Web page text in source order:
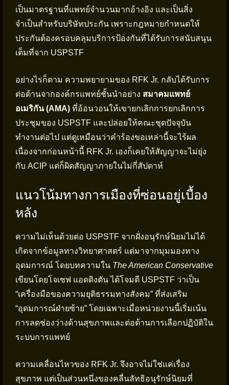
เป็นมาตรฐานที่แพทย์จำนวนมากอ้างอิง และเป็นสิ่ง
จำเป็นสำหรับบริษัทประกัน เพราะกฎหมายกำหนดให้
ประกันต้องครอบคลุมบริการป้องกันที่ได้รับการสนับสนุน
เต็มที่จาก USPSTF
อย่างไรก็ตาม ความพยายามของ RFK Jr. กลับได้รับการ
ต่อต้านจากองค์กรแพทย์ชั้นนำอย่าง สมาคมแพทย์
อเมริกัน (AMA) ที่อ้อนวอนให้เขายกเลิกการยกเลิกการ
ประชุมของ USPSTF และปล่อยให้คณะชุดปัจจุบัน
ทำงานต่อไป แต่ดูเหมือนว่าคำร้องขอเหล่านี้จะไร้ผล
เนื่องจากก่อนหน้านี้ RFK Jr. เองก็เคยให้สัญญาจะไม่ยุ่ง
กับ ACIP แต่ก็ผิดสัญญาภายในไม่กี่สัปดาห์
แนวโน้มทางการเมืองที่ซ่อนอยู่เบื้อง
หลัง
ความไม่เห็นด้วยต่อ USPSTF จากฝั่งอนุรักษ์นิยมไม่ได้
เกิดจากข้อมูลทางวิทยาศาสตร์ แต่มาจากมุมมองทาง
อุดมการณ์ โดยบทความใน The American Conservative
เขียนโดยโจเซฟ แอดดิงตัน ได้โจมตี USPSTF ว่าเป็น
“เครื่องมือของความยุติธรรมทางสังคม” ที่ส่งเสริม
“อุดมการณ์ฝ่ายซ้าย” โดยเฉพาะเมื่อหน่วยงานนี้เริ่มเน้น
การลดช่องว่างด้านสุขภาพและต่อต้านการเลือกปฏิบัติใน
ระบบการแพทย์
ความเคลื่อนไหวของ RFK Jr. จึงอาจไม่ใช่แค่เรื่อง
สุขภาพ แต่เป็นส่วนหนึ่งของคลื่นลัทธิอนุรักษ์นิยมที่